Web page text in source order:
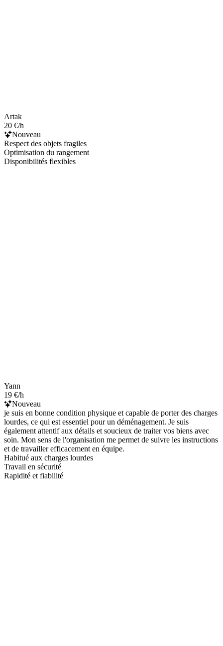
Artak
20 €/h
Nouveau
Respect des objets fragiles
Optimisation du rangement
Disponibilités flexibles
Yann
19 €/h
Nouveau
je suis en bonne condition physique et capable de porter des charges
lourdes, ce qui est essentiel pour un déménagement. Je suis
également attentif aux détails et soucieux de traiter vos biens avec
soin. Mon sens de l'organisation me permet de suivre les instructions
et de travailler efficacement en équipe.
Habitué aux charges lourdes
Travail en sécurité
Rapidité et fiabilité